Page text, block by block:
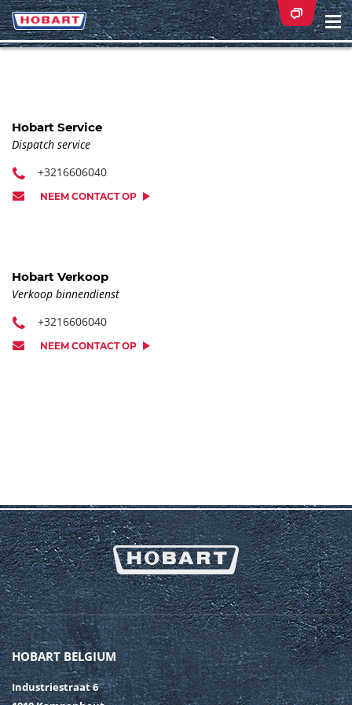
Hobart Service
Dispatch service
+3216606040
NEEM CONTACT OP
Hobart Verkoop
Verkoop binnendienst
+3216606040
NEEM CONTACT OP
HOBART BELGIUM
Industriestraat 6